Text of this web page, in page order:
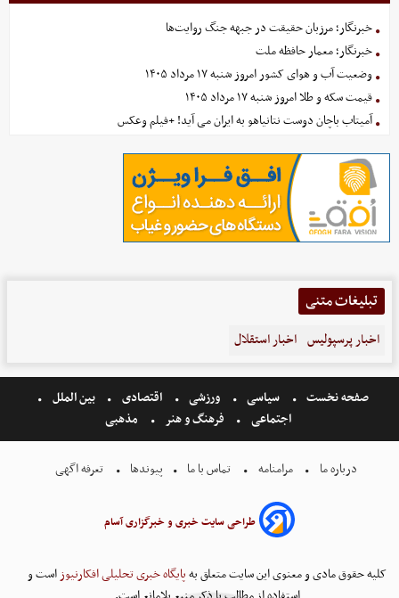
خبرنگار؛ مرزبان حقیقت در جبهه جنگ روایت‌ها
خبرنگار؛ معمار حافظه ملت
وضعیت آب و هوای کشور امروز شنبه ۱۷ مرداد ۱۴۰۵
قیمت سکه و طلا امروز شنبه ۱۷ مرداد ۱۴۰۵
آمیتاب باچان دوست نتانیاهو به ایران می آید! +فیلم وعکس
تبلیغات متنی
اخبار پرسپولیس اخبار استقلال
صفحه نخست سیاسی ورزشی اقتصادی
بین الملل
اجتماعی
فرهنگ و هنر مذهبی
درباره ما مرامنامه تماس با ما پیوندها تعرفه اگهی
طراحی سایت خبری و خبرگزاری آسام
کلیه حقوق مادی و معنوی این سایت متعلق بهپایگاه خبری تحلیلی افکارنیوزاست و